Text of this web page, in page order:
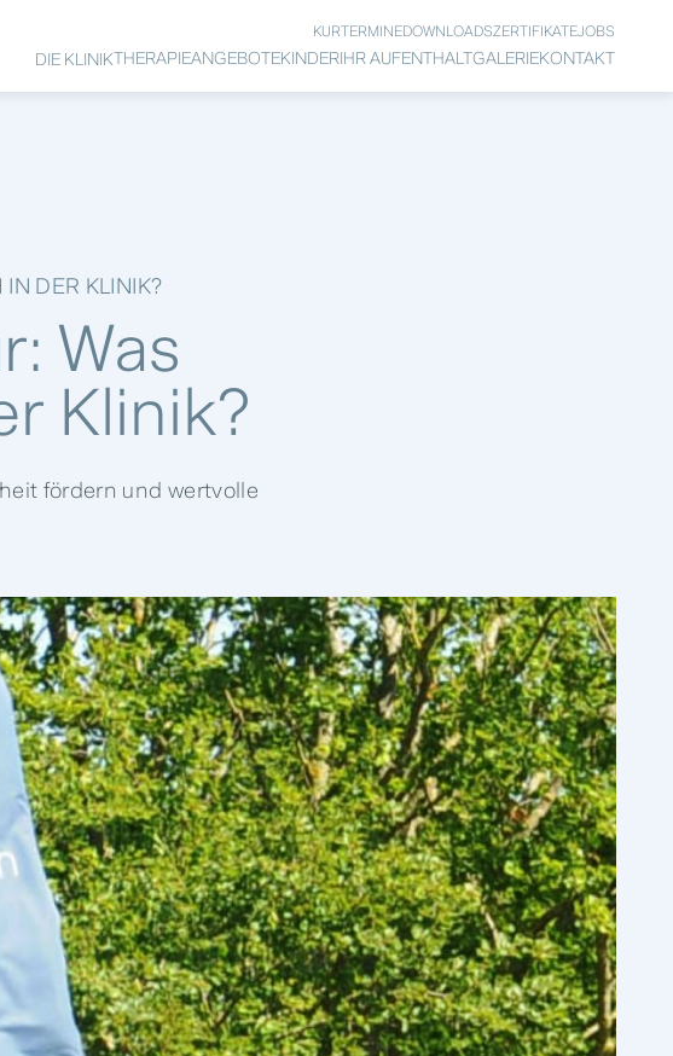
KURTERMINEDOWNLOADSZERTIFIKATEJOBS
DIE KLINIKTHERAPIEANGEBOTEKINDERIHR AUFENTHALTGALERIEKONTAKT
DER KLINIK?
Was
Klinik?
fördern und wertvolle